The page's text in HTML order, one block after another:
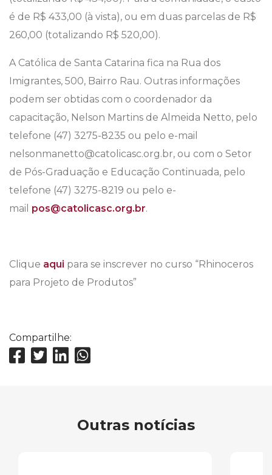
é de R$ 433,00 (à vista), ou em duas parcelas de R$
260,00 (totalizando R$ 520,00).
A Católica de Santa Catarina fica na Rua dos
Imigrantes, 500, Bairro Rau. Outras informações
podem ser obtidas com o coordenador da
capacitação, Nelson Martins de Almeida Netto, pelo
telefone (47) 3275-8235 ou pelo e-mail
nelsonmanetto@catolicasc.org.br, ou com o Setor
de Pós-Graduação e Educação Continuada, pelo
telefone (47) 3275-8219 ou pelo e-
mail pos@catolicasc.org.br.
Clique aqui para se inscrever no curso “Rhinoceros
para Projeto de Produtos”
Compartilhe:
Outras notícias